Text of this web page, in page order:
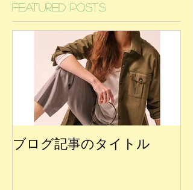
Featured Posts
ブログ記事のタイトル